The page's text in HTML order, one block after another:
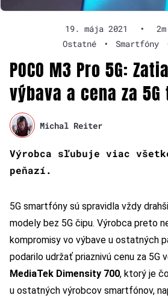
19. mája 2021 •
Ostatné
• Smartfóny
POCO M3 Pro 5G:
výbava a cena za
Michal Reiter
Výrobca sľubuje viac
peňazí.
5G smartfóny sú spravidla vždy
modely bez 5G čipu. Výrobca preto
kompromisy vo výbave u ostatných
podarilo udržať priaznivú cenu za 5G
MediaTek Dimensity 700, ktorý je
u ostatných výrobcov smartfónov,